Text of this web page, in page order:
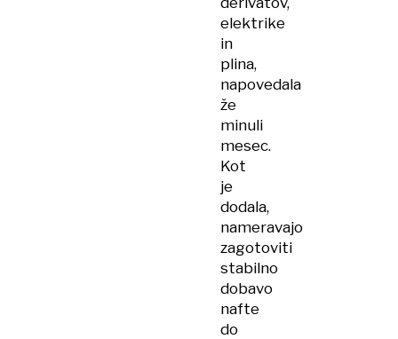
elektrike
in
plina,
napovedala
že
minuli
mesec.
Kot
je
dodala,
nameravajo
zagotoviti
stabilno
dobavo
nafte
do